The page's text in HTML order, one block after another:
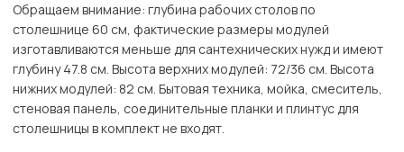
Обращаем внимание: глубина рабочих столов по
столешнице 60 см, фактические размеры модулей
изготавливаются меньше для сантехнических нужд и имеют
глубину 47.8 см. Высота верхних модулей: 72/36 см. Высота
нижних модулей: 82 см. Бытовая техника, мойка, смеситель,
стеновая панель, соединительные планки и плинтус для
столешницы в комплект не входят.